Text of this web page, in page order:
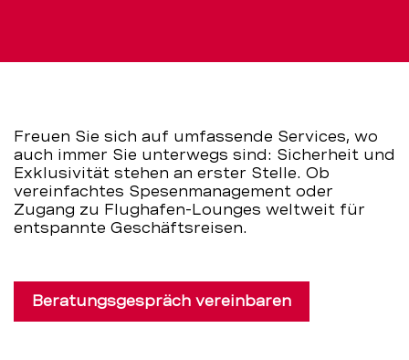
für
Unternehmen
–
BEKB
Freuen Sie sich auf umfassende Services, wo
auch immer Sie unterwegs sind: Sicherheit und
Exklusivität stehen an erster Stelle. Ob
vereinfachtes Spesenmanagement oder
Zugang zu Flughafen-Lounges weltweit für
entspannte Geschäftsreisen.
Beratungsgespräch vereinbaren